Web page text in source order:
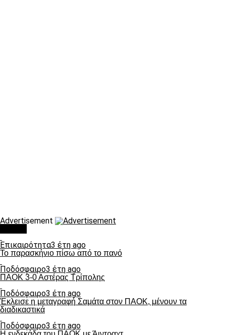
Advertisement
Επικαιρότητα3 έτη ago
Το παρασκήνιο πίσω από το πανό
Ποδόσφαιρο3 έτη ago
ΠΑΟΚ 3-0 Αστέρας Τρίπολης
Ποδόσφαιρο3 έτη ago
Έκλεισε η μεταγραφή Σαμάτα στον ΠΑΟΚ, μένουν τα
διαδικαστικά
Ποδόσφαιρο3 έτη ago